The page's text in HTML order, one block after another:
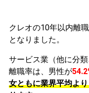
クレオの10年以内離
となりました。
サービス業（他に分
離職率は、男性が
女ともに業界平均よ